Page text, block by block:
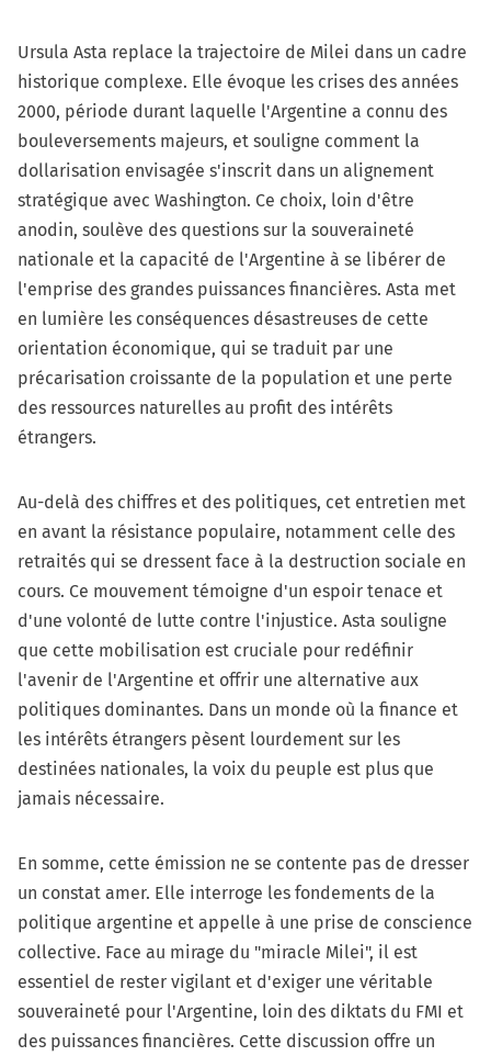
Ursula Asta replace la trajectoire de Milei dans un cadre
historique complexe. Elle évoque les crises des années
2000, période durant laquelle l'Argentine a connu des
bouleversements majeurs, et souligne comment la
dollarisation envisagée s'inscrit dans un alignement
stratégique avec Washington. Ce choix, loin d'être
anodin, soulève des questions sur la souveraineté
nationale et la capacité de l'Argentine à se libérer de
l'emprise des grandes puissances financières. Asta met
en lumière les conséquences désastreuses de cette
orientation économique, qui se traduit par une
précarisation croissante de la population et une perte
des ressources naturelles au profit des intérêts
étrangers.
Au-delà des chiffres et des politiques, cet entretien met
en avant la résistance populaire, notamment celle des
retraités qui se dressent face à la destruction sociale en
cours. Ce mouvement témoigne d'un espoir tenace et
d'une volonté de lutte contre l'injustice. Asta souligne
que cette mobilisation est cruciale pour redéfinir
l'avenir de l'Argentine et offrir une alternative aux
politiques dominantes. Dans un monde où la finance et
les intérêts étrangers pèsent lourdement sur les
destinées nationales, la voix du peuple est plus que
jamais nécessaire.
En somme, cette émission ne se contente pas de dresser
un constat amer. Elle interroge les fondements de la
politique argentine et appelle à une prise de conscience
collective. Face au mirage du "miracle Milei", il est
essentiel de rester vigilant et d'exiger une véritable
souveraineté pour l'Argentine, loin des diktats du FMI et
des puissances financières. Cette discussion offre un